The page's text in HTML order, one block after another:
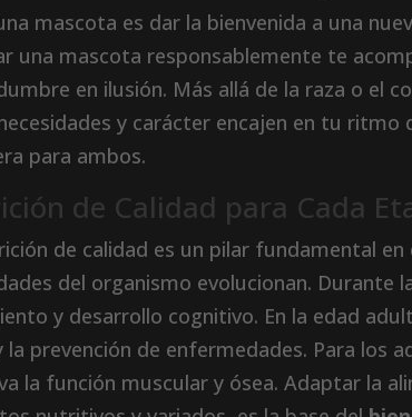
mascota es dar la bienvenida a una
una mascota responsablemente te
en ilusión. Más allá de la raza o el
y carácter encajen en tu ritmo
para ambos.
de Calidad para Cada
de calidad es un pilar fundamental
del organismo evolucionan. Durante
y desarrollo cognitivo. En la edad
la prevención de enfermedades. Para los
la función muscular y ósea. Adaptar la